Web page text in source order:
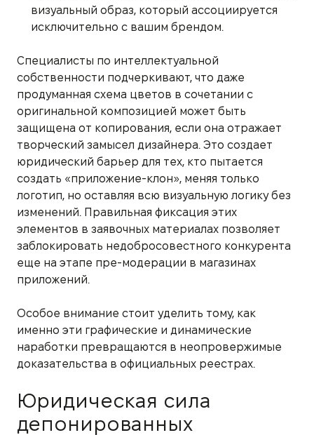
визуальный образ, который ассоциируется
исключительно с вашим брендом.
Специалисты по интеллектуальной
собственности подчеркивают, что даже
продуманная схема цветов в сочетании с
оригинальной композицией может быть
защищена от копирования, если она отражает
творческий замысел дизайнера. Это создает
юридический барьер для тех, кто пытается
создать «приложение-клон», меняя только
логотип, но оставляя всю визуальную логику без
изменений. Правильная фиксация этих
элементов в заявочных материалах позволяет
заблокировать недобросовестного конкурента
еще на этапе пре-модерации в магазинах
приложений.
Особое внимание стоит уделить тому, как
именно эти графические и динамические
наработки превращаются в неопровержимые
доказательства в официальных реестрах.
Юридическая сила
депонированных